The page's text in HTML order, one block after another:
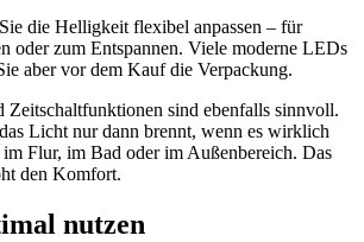
die Helligkeit flexibel anpassen – für
oder zum Entspannen. Viele moderne LEDs
aber vor dem Kauf die Verpackung.
Zeitschaltfunktionen sind ebenfalls sinnvoll.
Licht nur dann brennt, wenn es wirklich
Flur, im Bad oder im Außenbereich. Das
den Komfort.
nutzen